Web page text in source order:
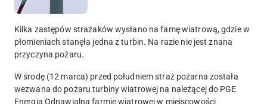
Kilka zastępów strażaków wysłano na famę wiatrową, gdzie w
płomieniach stanęła jedna z turbin. Na razie nie jest znana
przyczyna pożaru.
W środę (12 marca) przed południem straż pożarna została
wezwana do pożaru turbiny wiatrowej na należącej do PGE
Energia Odnawialna farmie wiatrowej w miejscowości